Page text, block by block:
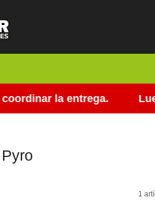
la entrega.
1